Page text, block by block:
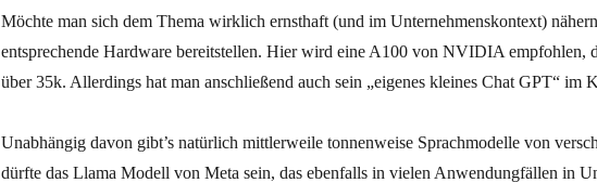
Möchte man sich dem Thema wirklich ernsthaft (und im Unternehmenskontext)
entsprechende Hardware bereitstellen. Hier wird eine A100 von NVIDIA empfohlen,
über 35k. Allerdings hat man anschließend auch sein „eigenes kleines Chat GPT“ im
Unabhängig davon gibt’s natürlich mittlerweile tonnenweise Sprachmodelle von
dürfte das Llama Modell von Meta sein, das ebenfalls in vielen Anwendungfällen in